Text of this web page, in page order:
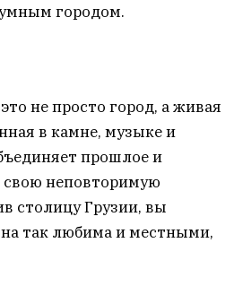
городом.
не просто город, а живая
в камне, музыке и
прошлое и
свою неповторимую
столицу Грузии, вы
так любима и местными,